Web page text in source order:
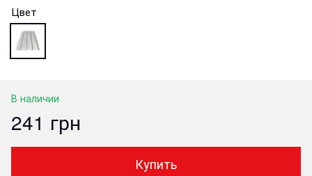
Цвет
В наличии
241 грн
Купить